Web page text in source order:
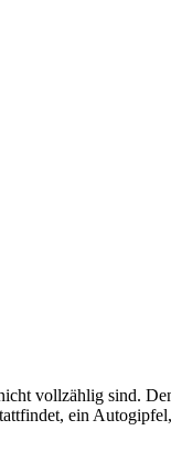
vollzählig sind.
ein